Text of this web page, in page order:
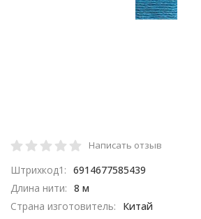
Написать отзыв
Штрихкод1: 6914677585439
Длина нити: 8 м
Страна изготовитель:
Китай